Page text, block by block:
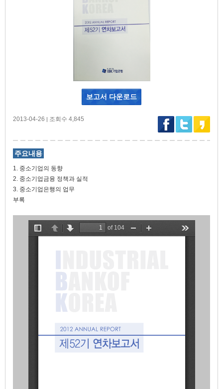
보고서 다운로드
주요내용
1. 중소기업의 동향
2. 중소기업금융 정책과 실적
3. 중소기업은행의 업무
부록
2013-04-26 | 조회수 4,845